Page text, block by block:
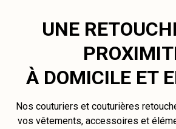
UNE
À DOMICILE ET
Nos couturiers et couturières
vos vêtements, accessoires et